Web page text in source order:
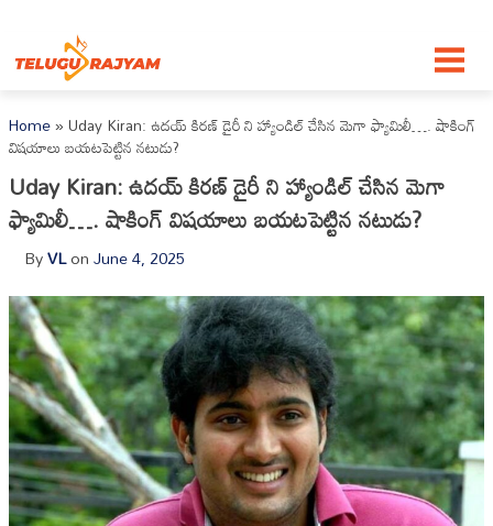
Home»Uday Kiran: ఉదయ్ కిరణ్ డైరీ ని హ్యాండిల్ చేసిన మెగా ఫ్యామిలీ…. షాకింగ్
విషయాలు బయటపెట్టిన నటుడు?
Uday Kiran: ఉదయ్ కిరణ్ డైరీ ని హ్యాండిల్ చేసిన మెగా
ఫ్యామిలీ…. షాకింగ్ విషయాలు బయటపెట్టిన నటుడు?
ByVLonJune 4, 2025